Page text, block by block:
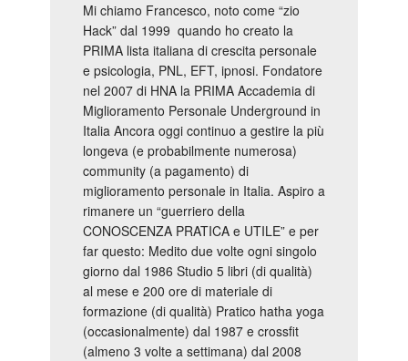
Mi chiamo Francesco, noto come “zio
Hack” dal 1999 quando ho creato la
PRIMA lista italiana di crescita personale
e psicologia, PNL, EFT, ipnosi. Fondatore
nel 2007 di HNA la PRIMA Accademia di
Miglioramento Personale Underground in
Italia Ancora oggi continuo a gestire la più
longeva (e probabilmente numerosa)
community (a pagamento) di
miglioramento personale in Italia. Aspiro a
rimanere un “guerriero della
CONOSCENZA PRATICA e UTILE” e per
far questo: Medito due volte ogni singolo
giorno dal 1986 Studio 5 libri (di qualità)
al mese e 200 ore di materiale di
formazione (di qualità) Pratico hatha yoga
(occasionalmente) dal 1987 e crossfit
(almeno 3 volte a settimana) dal 2008